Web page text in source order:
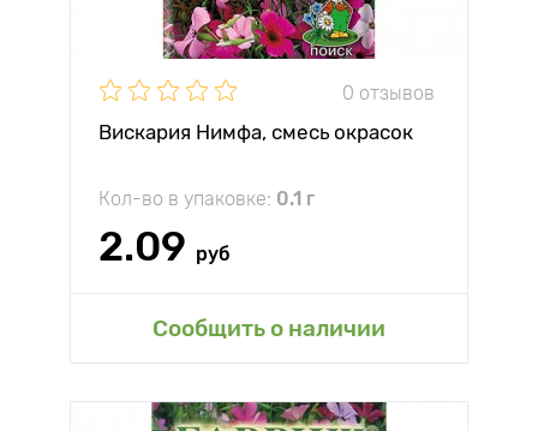
0 отзывов
Вискария Нимфа, смесь окрасок
Кол-во в упаковке: 0.1 г
2.09 руб
Сообщить о наличии